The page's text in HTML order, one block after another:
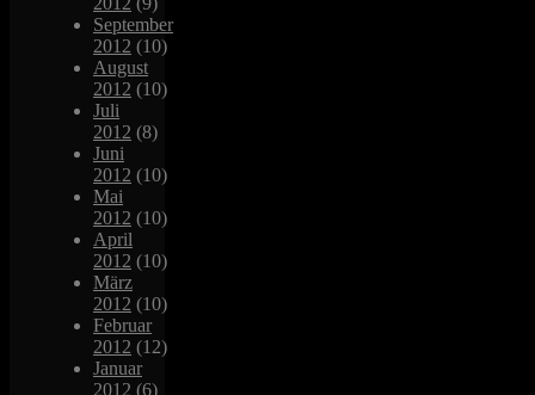
September
2012 (10)
August
2012 (10)
Juli
2012 (8)
Juni
2012 (10)
Mai
2012 (10)
April
2012 (10)
März
2012 (10)
Februar
2012 (12)
Januar
2012 (6)